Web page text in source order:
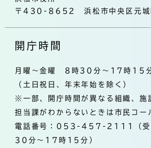
〒430-8652 浜松市中央区元
開庁時間
月曜～金曜 8時30分～17時15
（土日祝日、年末年始を除く）
※一部、開庁時間が異なる組織、施
担当課がわからないときは市民コ
電話番号：053-457-2111（受
30分～17時15分）